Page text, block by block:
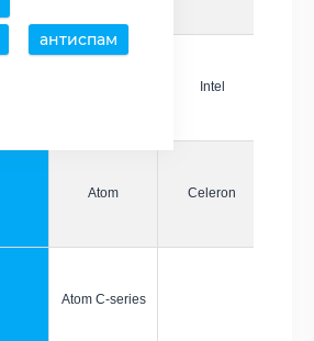
антиспам
Intel
Atom Celeron
Atom C-series